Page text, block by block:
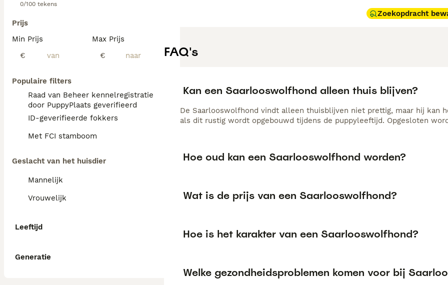
0/100 tekens
Prijs
Min Prijs
€
Max Prijs
€
Populaire filters
Raad van Beheer kennelregistratie
door PuppyPlaats geverifieerd
ID-geverifieerde fokkers
Met FCI stamboom
Geslacht van het huisdier
Mannelijk
Vrouwelijk
Leeftijd
Generatie
Zoekopdracht
FAQ's
Kan een Saarlooswolfhond alleen thuis blijven?
De Saarlooswolfhond vindt alleen thuisblijven niet prettig, maar hij kan
als dit rustig wordt opgebouwd tijdens de puppyleeftijd. Opgesloten
Hoe oud kan een Saarlooswolfhond worden?
Wat is de prijs van een Saarlooswolfhond?
Hoe is het karakter van een Saarlooswolfhond?
Welke gezondheidsproblemen komen voor bij